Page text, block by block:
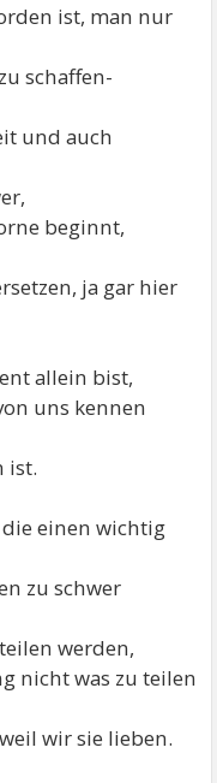
ist, man nur
schaffen-
und auch
beginnt,
ja gar hier
allein bist,
uns kennen
ist.
einen wichtig
zu schwer
werden,
nicht was zu teilen
wir sie lieben.